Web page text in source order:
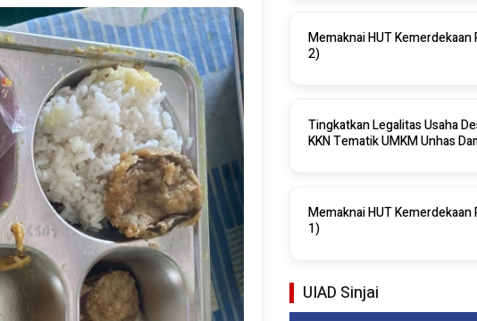
Memaknai HUT Kemerdekaan
2)
Tingkatkan Legalitas Usaha
KKN Tematik UMKM Unhas
Memaknai HUT Kemerdekaan
1)
UIAD Sinjai